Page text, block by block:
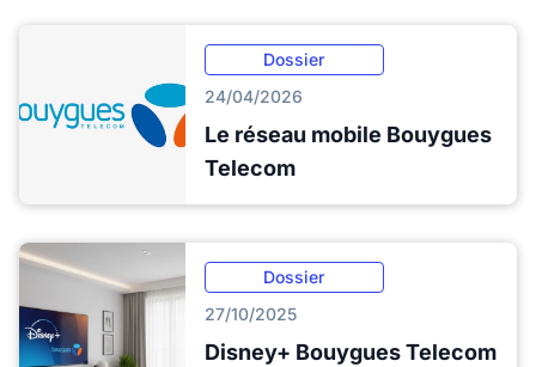
Dossier
24/04/2026
Le réseau mobile Bouygues
Telecom
Dossier
27/10/2025
Disney+ Bouygues Telecom